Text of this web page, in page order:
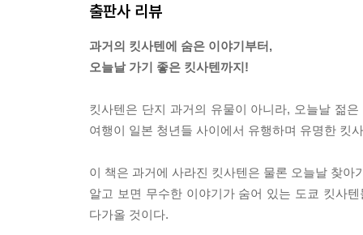
한, 참으로 진보초다운 킷사텐이었다.
관동대지진을 기점으로 젊은 문인들은 새로운 문
된 〈문예시대〉를 통해 가와바타 야스나리의 걸
야라는 킷사텐은 일본 최초의 노벨 문학상 수상작
파리의 예술이 르 프로코프에서 움텄다면 근대
스타를 놓치지 않았다. 존 레넌과 오노 요코는
출판사 리뷰
과거의 킷사텐에 숨은 이야기부터,
오늘날 가기 좋은 킷사텐까지!
킷사텐은 단지 과거의 유물이 아니라, 오늘날 젊
여행이 일본 청년들 사이에서 유행하며 유명한 킷
이 책은 과거에 사라진 킷사텐은 물론 오늘날 찾
알고 보면 무수한 이야기가 숨어 있는 도쿄 킷사
다가올 것이다.